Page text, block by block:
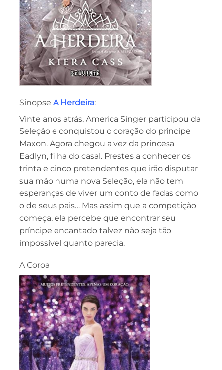
Sinopse A Herdeira:
Vinte anos atrás, America Singer participou da
Seleção e conquistou o coração do príncipe
Maxon. Agora chegou a vez da princesa
Eadlyn, filha do casal. Prestes a conhecer os
trinta e cinco pretendentes que irão disputar
sua mão numa nova Seleção, ela não tem
esperanças de viver um conto de fadas como
o de seus pais… Mas assim que a competição
começa, ela percebe que encontrar seu
príncipe encantado talvez não seja tão
impossível quanto parecia.
A Coroa